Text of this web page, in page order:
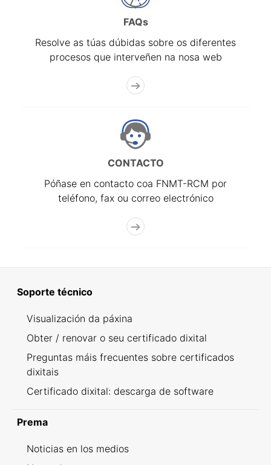
FAQs
Resolve as túas dúbidas sobre os diferentes
procesos que interveñen na nosa web
CONTACTO
Póñase en contacto coa FNMT-RCM por
teléfono, fax ou correo electrónico
Soporte técnico
Visualización da páxina
Obter / renovar o seu certificado dixital
Preguntas máis frecuentes sobre certificados
dixitais
Certificado dixital: descarga de software
Prema
Noticias en los medios